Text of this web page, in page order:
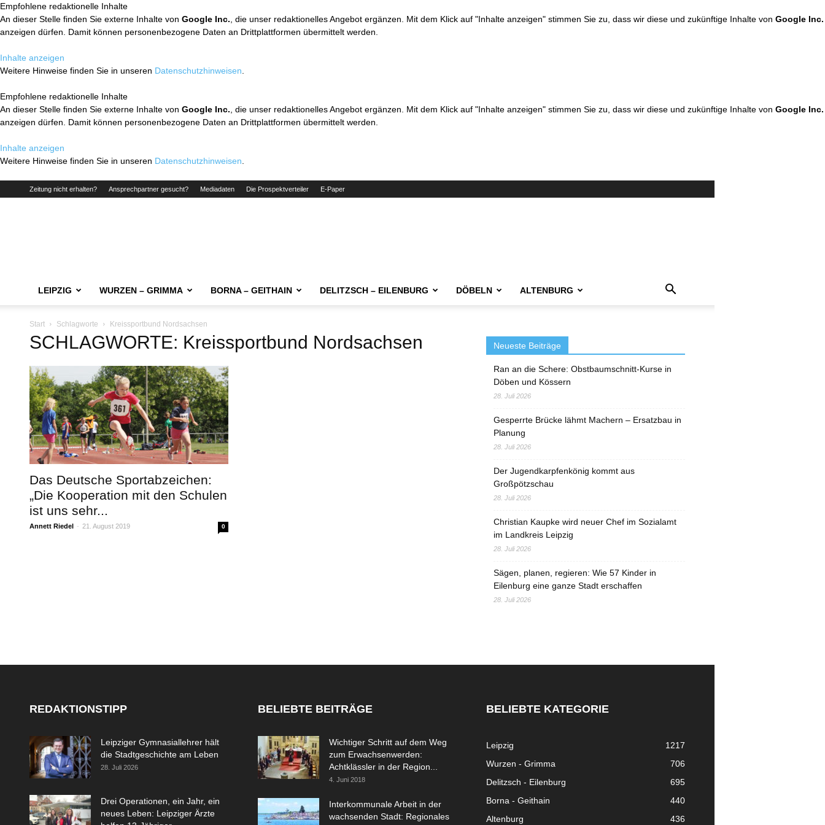
Empfohlene redaktionelle Inhalte
An dieser Stelle finden Sie externe Inhalte von Google Inc. , die unser redaktionelles Angebot ergänzen. Mit dem Klick auf "Inhalte anzeigen" stimmen Sie zu, dass wir diese und zukünftige Inhalte von Google Inc.
anzeigen dürfen. Damit können personenbezogene Daten an Drittplattformen übermittelt werden.
Inhalte anzeigen
Weitere Hinweise finden Sie in unseren Datenschutzhinweisen
Empfohlene redaktionelle Inhalte
An dieser Stelle finden Sie externe Inhalte von Google Inc. , die unser redaktionelles Angebot ergänzen. Mit dem Klick auf "Inhalte anzeigen" stimmen Sie zu, dass wir diese und zukünftige Inhalte von Google Inc.
anzeigen dürfen. Damit können personenbezogene Daten an Drittplattformen übermittelt werden.
Inhalte anzeigen
Weitere Hinweise finden Sie in unseren Datenschutzhinweisen
Zeitung nicht erhalten? Ansprechpartner gesucht? Mediadaten Die Prospektverteiler E-Paper
LEIPZIG WURZEN – GRIMMA BORNA – GEITHAIN DELITZSCH – EILENBURG DÖBELN ALTENBURG
Start Schlagworte Kreissportbund Nordsachsen
SCHLAGWORTE: Kreissportbund Nordsachsen
Das Deutsche Sportabzeichen:
„Die Kooperation mit den Schulen
ist uns sehr...
Annett Riedel - 21. August 2019 0
Neueste Beiträge
Ran an die Schere: Obstbaumschnitt-Kurse in
Döben und Kössern
28. Juli 2026
Gesperrte Brücke lähmt Machern – Ersatzbau in
Planung
28. Juli 2026
Der Jugendkarpfenkönig kommt aus
Großpötzschau
28. Juli 2026
Christian Kaupke wird neuer Chef im Sozialamt
im Landkreis Leipzig
28. Juli 2026
Sägen, planen, regieren: Wie 57 Kinder in
Eilenburg eine ganze Stadt erschaffen
28. Juli 2026
REDAKTIONSTIPP
Leipziger Gymnasiallehrer hält
die Stadtgeschichte am Leben
28. Juli 2026
Drei Operationen, ein Jahr, ein
neues Leben: Leipziger Ärzte
BELIEBTE BEITRÄGE
Wichtiger Schritt auf dem Weg
zum Erwachsenwerden:
Achtklässler in der Region...
4. Juni 2018
Interkommunale Arbeit in der
wachsenden Stadt: Regionales
BELIEBTE KATEGORIE
Leipzig
1217
Wurzen - Grimma
706
Delitzsch - Eilenburg
695
Borna - Geithain
440
Altenburg
436